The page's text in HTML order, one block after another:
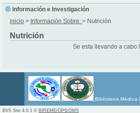
Información e Investigación
inicio > Información Sobre:> Nutrición
Nutrición
Se esta llevando a cabo
Biblioteca Médica
BVS Site 4.0.1 © BIREME/OPS/OMS